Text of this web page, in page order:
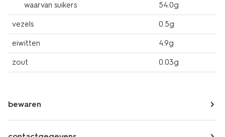
waarvan suikers 54.0g
vezels 0.5g
eiwitten 4.9g
zout 0.03g
bewaren